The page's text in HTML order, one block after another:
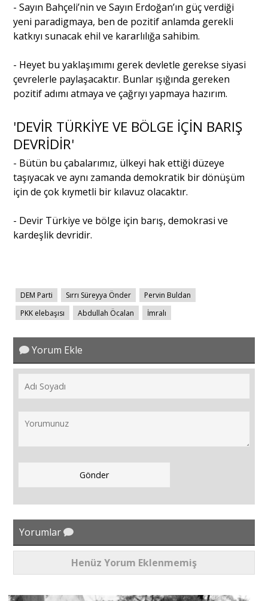
- Sayın Bahçeli’nin ve Sayın Erdoğan’ın güç verdiği
yeni paradigmaya, ben de pozitif anlamda gerekli
katkıyı sunacak ehil ve kararlılığa sahibim.
- Heyet bu yaklaşımımı gerek devletle gerekse siyasi
çevrelerle paylaşacaktır. Bunlar ışığında gereken
pozitif adımı atmaya ve çağrıyı yapmaya hazırım.
'DEVİR TÜRKİYE VE BÖLGE İÇİN BARIŞ
DEVRİDİR'
- Bütün bu çabalarımız, ülkeyi hak ettiği düzeye
taşıyacak ve aynı zamanda demokratik bir dönüşüm
için de çok kıymetli bir kılavuz olacaktır.
- Devir Türkiye ve bölge için barış, demokrasi ve
kardeşlik devridir.
DEM Parti Sırrı Süreyya Önder
Pervin Buldan
PKK elebaşısı
Abdullah Öcalan İmralı
Yorum Ekle
Yorumlar
Henüz Yorum Eklenmemiş